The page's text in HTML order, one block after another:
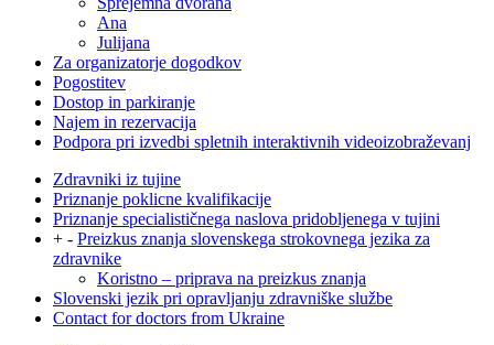
Ana
Julijana
Za organizatorje dogodkov
Pogostitev
Dostop in parkiranje
Najem in rezervacija
Podpora pri izvedbi spletnih interaktivnih videoizobraževanj
Zdravniki iz tujine
Priznanje poklicne kvalifikacije
Priznanje specialističnega naslova pridobljenega v tujini
+ - Preizkus znanja slovenskega strokovnega jezika za
zdravnike
Koristno – priprava na preizkus znanja
Slovenski jezik pri opravljanju zdravniške službe
Contact for doctors from Ukraine